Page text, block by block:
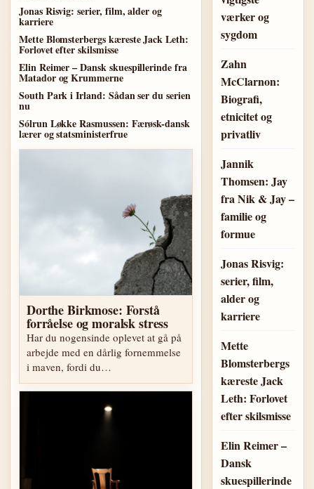
Jonas Risvig: serier, film, alder og
karriere
Mette Blomsterbergs kæreste Jack Leth:
Forlovet efter skilsmisse
Elin Reimer – Dansk skuespillerinde fra
Matador og Krummerne
South Park i Irland: Sådan ser du serien
nu
Sólrun Løkke Rasmussen: Færøsk-dansk
lærer og statsministerfrue
Dorthe Birkmose: Forstå
forråelse og moralsk stress
Har du nogensinde oplevet at gå på
arbejde med en dårlig fornemmelse
i maven, fordi du…
værker og
sygdom
Zahn
McClarnon:
Biografi,
etnicitet og
privatliv
Jannik
Thomsen: Jay
fra Nik & Jay –
familie og
formue
Jonas Risvig:
serier, film,
alder og
karriere
Mette
Blomsterbergs
kæreste Jack
Leth: Forlovet
efter skilsmisse
Elin Reimer –
Dansk
skuespillerinde